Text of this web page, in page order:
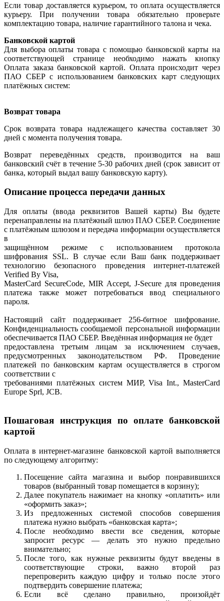
Если товар доставляется курьером, то оплата осуществляется
курьеру. При получении товара обязательно проверьте
комплектацию товара, наличие гарантийного талона и чека.
Банковской картой
Для выбора оплаты товара с помощью банковской карты на
соответствующей странице необходимо нажать кнопку
Оплата заказа банковской картой. Оплата происходит через
ПАО СБЕР с использованием банковских карт следующих
платёжных систем:
Возврат товара
Срок возврата товара надлежащего качества составляет 30
дней с момента получения товара.
Возврат переведённых средств, производится на ваш
банковский счёт в течение 5-30 рабочих дней (срок зависит от
банка, который выдал вашу банковскую карту).
Описание процесса передачи данных
Для оплаты (ввода реквизитов Вашей карты) Вы будете
перенаправлены на платёжный шлюз ПАО СБЕР. Соединение
с платёжным шлюзом и передача информации осуществляется
в
защищённом режиме с использованием протокола
шифрования SSL. В случае если Ваш банк поддерживает
технологию безопасного проведения интернет-платежей
Verified By Visa,
MasterCard SecureCode, MIR Accept, J-Secure для проведения
платежа также может потребоваться ввод специального
пароля.
Настоящий сайт поддерживает 256-битное шифрование.
Конфиденциальность сообщаемой персональной информации
обеспечивается ПАО СБЕР. Введённая информация не будет
предоставлена третьим лицам за исключением случаев,
предусмотренных законодательством РФ. Проведение
платежей по банковским картам осуществляется в строгом
соответствии с
требованиями платёжных систем МИР, Visa Int., MasterCard
Europe Sprl, JCB.
Пошаговая инструкция по оплате банковской
картой
Оплата в интернет-магазине банковской картой выполняется
по следующему алгоритму:
Посещение сайта магазина и выбор понравившихся
товаров (выбранный товар помещается в корзину);
Далее покупатель нажимает на кнопку «оплатить» или
«оформить заказ»;
Из предложенных системой способов совершения
платежа нужно выбрать «банковская карта»;
После необходимо ввести все сведения, которые
запросит ресурс — делать это нужно предельно
внимательно;
После того, как нужные реквизиты будут введены в
соответствующие строки, важно второй раз
перепроверить каждую цифру и только после этого
подтвердить совершение платежа;
Если всё сделано правильно, произойдёт